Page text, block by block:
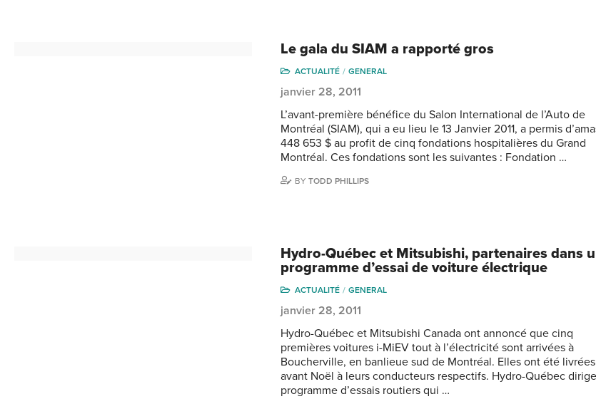
Le gala du SIAM a rapporté gros
ACTUALITÉ GENERAL
janvier 28, 2011
L’avant-première bénéfice du Salon International de l’Auto de
Montréal (SIAM), qui a eu lieu le 13 Janvier 2011, a permis
448 653 $ au profit de cinq fondations hospitalières du Grand
Montréal. Ces fondations sont les suivantes : Fondation …
BYTODD PHILLIPS
Hydro-Québec et Mitsubishi, partenaires dans
programme d’essai de voiture électrique
ACTUALITÉ GENERAL
janvier 28, 2011
Hydro-Québec et Mitsubishi Canada ont annoncé que cinq
premières voitures i-MiEV tout à l’électricité sont arrivées à
Boucherville, en banlieue sud de Montréal. Elles ont été livrées
avant Noël à leurs conducteurs respectifs. Hydro-Québec
programme d’essais routiers qui …